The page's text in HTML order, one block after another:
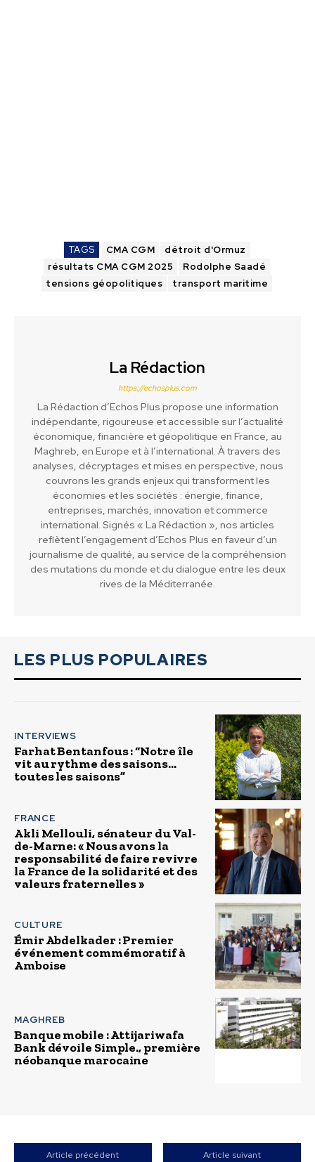
TAGS CMA CGM
détroit d'Ormuz
résultats CMA CGM 2025
Rodolphe Saadé
tensions géopolitiques
transport maritime
La Rédaction
https://echosplus.com
La Rédaction d’Echos Plus propose une information
indépendante, rigoureuse et accessible sur l’actualité
économique, financière et géopolitique en France, au
Maghreb, en Europe et à l’international. À travers des
analyses, décryptages et mises en perspective, nous
couvrons les grands enjeux qui transforment les
économies et les sociétés : énergie, finance,
entreprises, marchés, innovation et commerce
international. Signés « La Rédaction », nos articles
reflètent l’engagement d’Echos Plus en faveur d’un
journalisme de qualité, au service de la compréhension
des mutations du monde et du dialogue entre les deux
rives de la Méditerranée.
LES PLUS POPULAIRES
INTERVIEWS
Farhat Bentanfous : “Notre île
vit au rythme des saisons…
toutes les saisons”
FRANCE
Akli Mellouli, sénateur du Val-
de-Marne: « Nous avons la
responsabilité de faire revivre
la France de la solidarité et des
valeurs fraternelles »
CULTURE
Émir Abdelkader : Premier
événement commémoratif à
Amboise
MAGHREB
Banque mobile : Attijariwafa
Bank dévoile Simple., première
néobanque marocaine
Article précédent Article suivant